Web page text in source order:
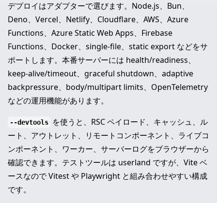
デプロイはアダプターで選びます。Node.js、Bun、
Deno、Vercel、Netlify、Cloudflare、AWS、Azure
Functions、Azure Static Web Apps、Firebase
Functions、Docker、single-file、static export などをサ
ポートします。本番サーバーには health/readiness、
keep-alive/timeout、graceful shutdown、adaptive
backpressure、body/multipart limits、OpenTelemetry
などの運用機能があります。
--devtools
を使うと、RSC ペイロード、キャッシュ、ル
ート、アウトレット、リモートコンポーネント、ライブコ
ンポーネント、ワーカー、サーバーログをブラウザーから
確認できます。テストツールは userland ですが、Vite ベ
ースなので Vitest や Playwright と組み合わせやすい構成
です。